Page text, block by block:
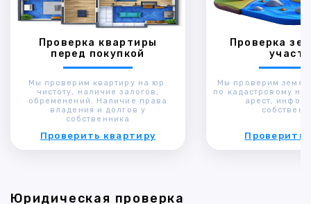
Проверка квартиры
перед покупкой
Мы проверим квартиру на юр.
чистоту, наличие залогов,
обременений. Наличие права
владения и долгов у
собственника
Проверить квартиру
Проверка
Мы проверим
по кадастровому
арест,
Проверить
Юридическая проверка